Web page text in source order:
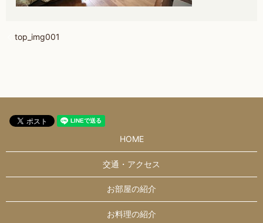
top_img001
HOME
交通・アクセス
お部屋の紹介
お料理の紹介